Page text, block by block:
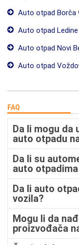
Auto otpad Borča
Auto otpad Ledine
Auto otpad Novi
Auto otpad
FAQ
Da li mogu da
auto otpadu
Da li su
auto
Da li auto
vozila?
Mogu li da
proizvođača